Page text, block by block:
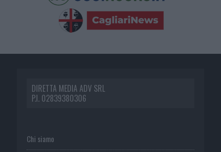
DIRETTA MEDIA ADV SRL
P.I. 02839380306
Chi siamo